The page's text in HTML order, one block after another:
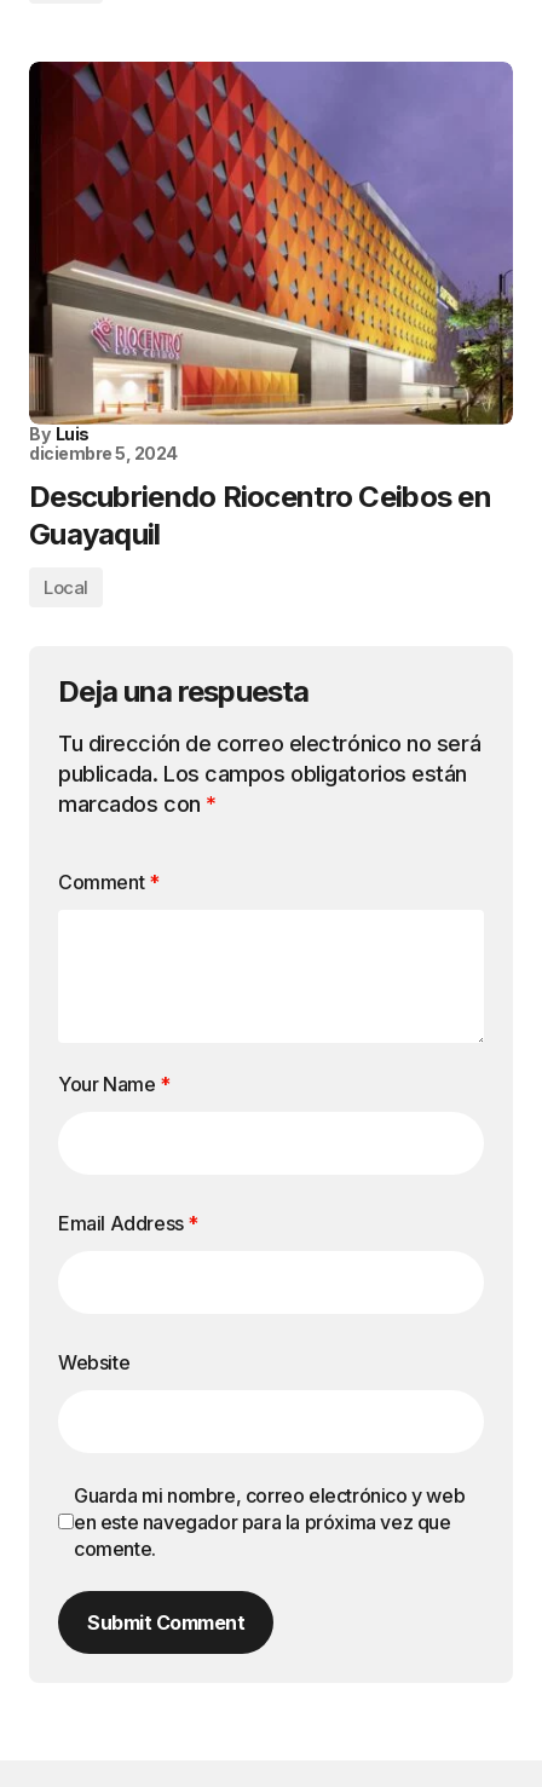
By Luis
diciembre 5, 2024
Descubriendo Riocentro Ceibos en
Guayaquil
Local
Deja una respuesta
Tu dirección de correo electrónico no será
publicada. Los campos obligatorios están
marcados con *
Comment *
Your Name *
Email Address *
Website
Guarda mi nombre, correo electrónico y web
en este navegador para la próxima vez que
comente.
Submit Comment